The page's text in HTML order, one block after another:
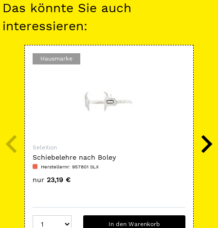
Das könnte Sie auch
interessieren:
Hausmarke
SeleXion
Schiebelehre nach Boley
Herstellernr: 957801 SLX
nur 23,19 €
In den Warenkorb